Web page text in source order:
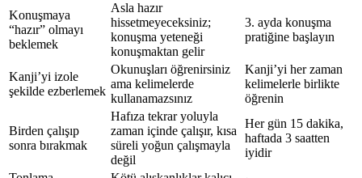
Konuşmaya
“hazır” olmayı
beklemek
Asla hazır
hissetmeyeceksiniz;
konuşma yeteneği
konuşmaktan gelir
3. ayda konuşma
pratiğine başlayın
Kanji’yi izole
şekilde ezberlemek
Okunuşları öğrenirsiniz
ama kelimelerde
kullanamazsınız
Kanji’yi her zaman
kelimelerle birlikte
öğrenin
Birden çalışıp
sonra bırakmak
Hafıza tekrar yoluyla
zaman içinde çalışır, kısa
süreli yoğun çalışmayla
değil
Her gün 15 dakika,
haftada 3 saatten
iyidir